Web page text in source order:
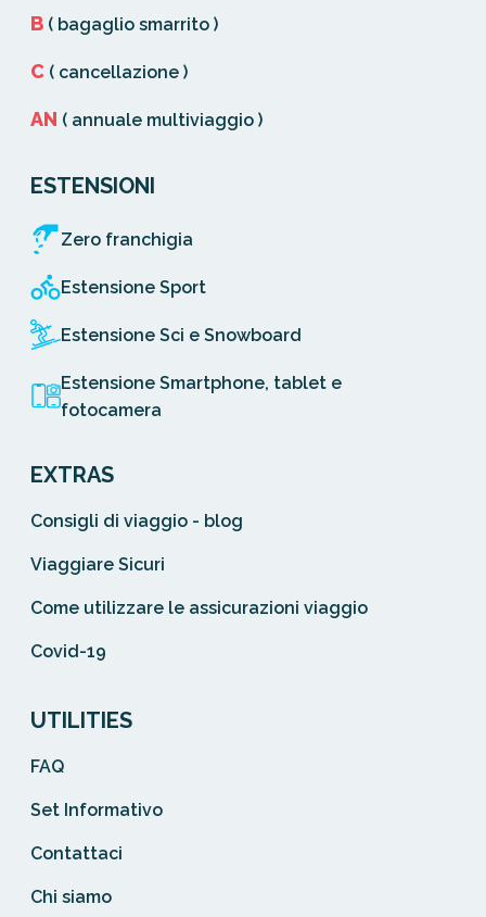
B ( bagaglio smarrito )
C ( cancellazione )
AN ( annuale multiviaggio )
ESTENSIONI
Zero franchigia
Estensione Sport
Estensione Sci e Snowboard
Estensione Smartphone, tablet e
fotocamera
EXTRAS
Consigli di viaggio - blog
Viaggiare Sicuri
Come utilizzare le assicurazioni viaggio
Covid-19
UTILITIES
FAQ
Set Informativo
Contattaci
Chi siamo